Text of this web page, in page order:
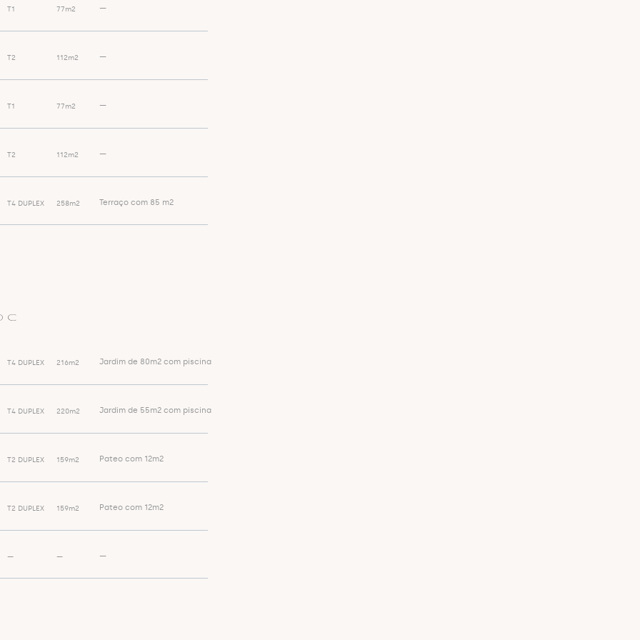
T1 77m2 —
T2 112m2 —
T1 77m2 —
T2 112m2 —
T4 DUPLEX 258m2 Terraço com 85 m2
C
T4 DUPLEX 216m2 Jardim de 80m2 com piscina
T4 DUPLEX 220m2 Jardim de 55m2 com piscina
T2 DUPLEX 159m2 Pateo com 12m2
T2 DUPLEX 159m2 Pateo com 12m2
— — —